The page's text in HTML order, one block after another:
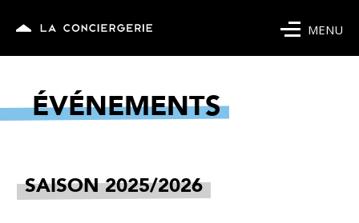
MENU
ÉVÉNEMENTS
SAISON 2025/2026